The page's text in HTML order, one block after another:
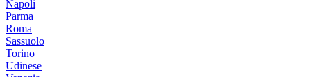
Napoli
Parma
Roma
Sassuolo
Torino
Udinese